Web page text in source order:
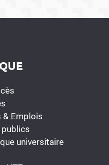
& Emplois
universitaire